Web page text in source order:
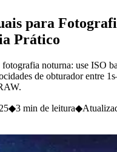
para
Prático
fotografia noturna: use ISO
de obturador entre
◆3 min de leitura◆